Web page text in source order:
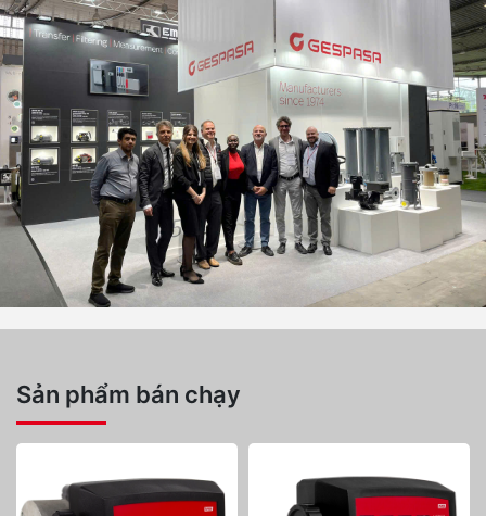
Sản phẩm bán chạy